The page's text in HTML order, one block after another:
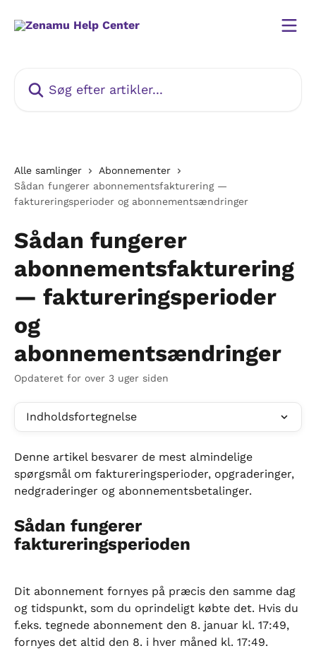
Alle samlinger
Abonnementer
Sådan fungerer abonnementsfakturering —
faktureringsperioder og abonnementsændringer
Sådan fungerer
abonnementsfakturering
— faktureringsperioder
og
abonnementsændringer
Opdateret for over 3 uger siden
Indholdsfortegnelse
Denne artikel besvarer de mest almindelige
spørgsmål om faktureringsperioder, opgraderinger,
nedgraderinger og abonnementsbetalinger.
Sådan fungerer
faktureringsperioden
Dit abonnement fornyes på præcis den samme dag
og tidspunkt, som du oprindeligt købte det. Hvis du
f.eks. tegnede abonnement den 8. januar kl. 17:49,
fornyes det altid den 8. i hver måned kl. 17:49.